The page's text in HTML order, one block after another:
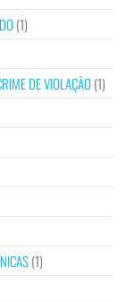
(1)
DE VIOLAÇÃO (1)
(1)